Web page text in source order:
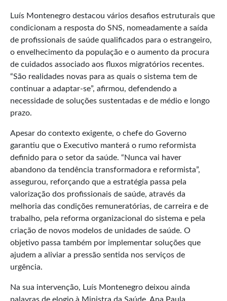
Luís Montenegro destacou vários desafios estruturais que
condicionam a resposta do SNS, nomeadamente a saída
de profissionais de saúde qualificados para o estrangeiro,
o envelhecimento da população e o aumento da procura
de cuidados associado aos fluxos migratórios recentes.
“São realidades novas para as quais o sistema tem de
continuar a adaptar-se”, afirmou, defendendo a
necessidade de soluções sustentadas e de médio e longo
prazo.
Apesar do contexto exigente, o chefe do Governo
garantiu que o Executivo manterá o rumo reformista
definido para o setor da saúde. “Nunca vai haver
abandono da tendência transformadora e reformista”,
assegurou, reforçando que a estratégia passa pela
valorização dos profissionais de saúde, através da
melhoria das condições remuneratórias, de carreira e de
trabalho, pela reforma organizacional do sistema e pela
criação de novos modelos de unidades de saúde. O
objetivo passa também por implementar soluções que
ajudem a aliviar a pressão sentida nos serviços de
urgência.
Na sua intervenção, Luís Montenegro deixou ainda